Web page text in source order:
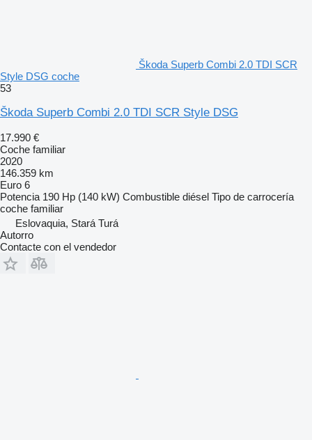
Škoda Superb Combi 2.0 TDI SCR
Style DSG coche
53
Škoda Superb Combi 2.0 TDI SCR Style DSG
17.990 €
Coche familiar
2020
146.359 km
Euro 6
Potencia 190 Hp (140 kW) Combustible diésel Tipo de carrocería
coche familiar
Eslovaquia, Stará Turá
Autorro
Contacte con el vendedor